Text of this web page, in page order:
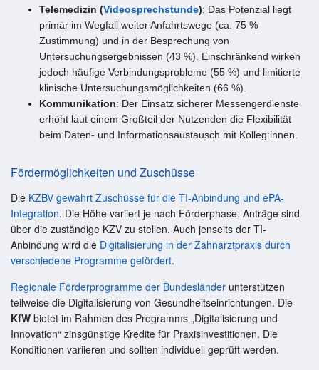
Telemedizin (Videosprechstunde): Das Potenzial liegt
primär im Wegfall weiter Anfahrtswege (ca. 75 %
Zustimmung) und in der Besprechung von
Untersuchungsergebnissen (43 %). Einschränkend wirken
jedoch häufige Verbindungsprobleme (55 %) und limitierte
klinische Untersuchungsmöglichkeiten (66 %).
Kommunikation: Der Einsatz sicherer Messengerdienste
erhöht laut einem Großteil der Nutzenden die Flexibilität
beim Daten- und Informationsaustausch mit Kolleg:innen.
Fördermöglichkeiten und Zuschüsse
Die KZBV gewährt Zuschüsse für die TI-Anbindung und ePA-
Integration. Die Höhe variiert je nach Förderphase. Anträge sind
über die zuständige KZV zu stellen. Auch jenseits der TI-
Anbindung wird die Digitalisierung in der Zahnarztpraxis durch
verschiedene Programme gefördert.
Regionale Förderprogramme der Bundesländer unterstützen
teilweise die Digitalisierung von Gesundheitseinrichtungen. Die
KfW bietet im Rahmen des Programms „Digitalisierung und
Innovation“ zinsgünstige Kredite für Praxisinvestitionen. Die
Konditionen variieren und sollten individuell geprüft werden.